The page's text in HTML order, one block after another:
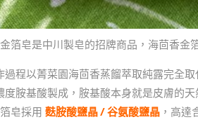
箔皂是中川製皂的招牌商品，海茴香金
過程以菁菜園海茴香蒸餾萃取純露完全取
度胺基酸製成，胺基酸本身就是皮膚的
皂採用 麩胺酸鹽晶 / 谷氨酸鹽晶 ，高